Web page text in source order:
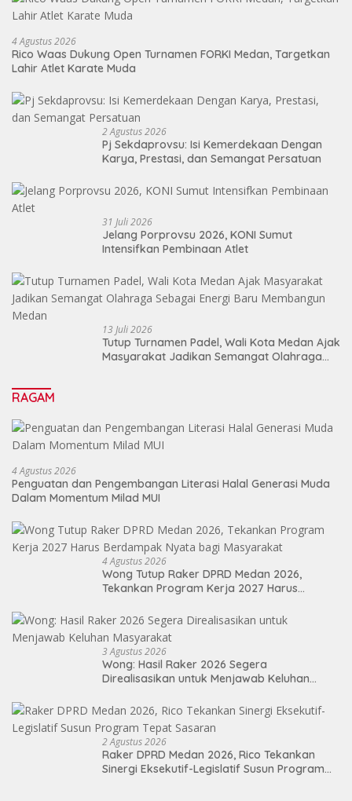
4 Agustus 2026
Rico Waas Dukung Open Turnamen FORKI Medan, Targetkan
Lahir Atlet Karate Muda
2 Agustus 2026
Pj Sekdaprovsu: Isi Kemerdekaan Dengan
Karya, Prestasi, dan Semangat Persatuan
31 Juli 2026
Jelang Porprovsu 2026, KONI Sumut
Intensifkan Pembinaan Atlet
13 Juli 2026
Tutup Turnamen Padel, Wali Kota Medan Ajak
Masyarakat Jadikan Semangat Olahraga
RAGAM
4 Agustus 2026
Penguatan dan Pengembangan Literasi Halal Generasi Muda
Dalam Momentum Milad MUI
4 Agustus 2026
Wong Tutup Raker DPRD Medan 2026,
Tekankan Program Kerja 2027 Harus
3 Agustus 2026
Wong: Hasil Raker 2026 Segera
Direalisasikan untuk Menjawab Keluhan
2 Agustus 2026
Raker DPRD Medan 2026, Rico Tekankan
Sinergi Eksekutif-Legislatif Susun Program